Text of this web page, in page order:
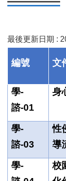
最後更新日期 :
編號 文
學-
諮-01
身
學-
諮-03
性
導
學-
校